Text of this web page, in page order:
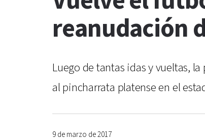
reanudación
Luego de tantas idas y vueltas,
al pincharrata platense en el
9 de marzo de 2017